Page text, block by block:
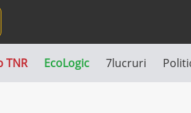
TNR EcoLogic 7lucruri